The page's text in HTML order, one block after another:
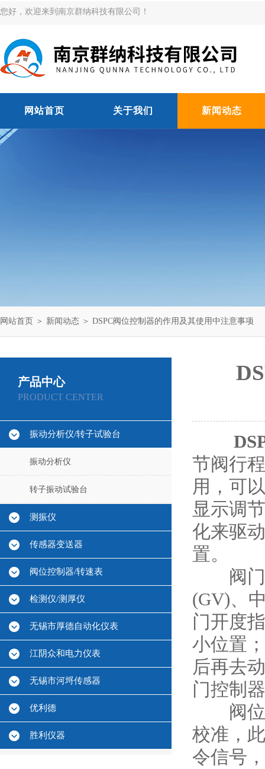
您好，欢迎来到南京群纳科技有限公司！
网站首页 关于我们 新闻动态
网站首页 ＞ 新闻动态 ＞ DSPC阀位控制器的作用及其使用中注意事项
产品中心
PRODUCT CENTER
振动分析仪/转子试验台
振动分析仪
转子振动试验台
测振仪
传感器变送器
阀位控制器/转速表
检测仪/测厚仪
无锡市厚德自动化仪表
江阴众和电力仪表
无锡市河埒传感器
优利德
胜利仪器
节阀行
用，可
显示调
化来驱
置。
阀门
(GV)、
门开度
小位置
后再去
门控制
阀位
校准，
令信号